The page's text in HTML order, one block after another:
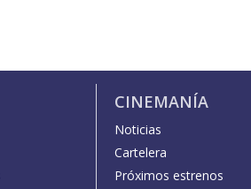
CINEMANÍA
Noticias
Cartelera
Próximos estrenos